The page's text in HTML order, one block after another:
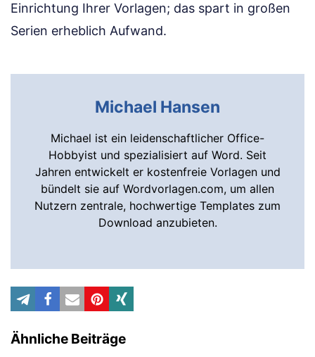
Einrichtung Ihrer Vorlagen; das spart in großen
Serien erheblich Aufwand.
Michael Hansen
Michael ist ein leidenschaftlicher Office-
Hobbyist und spezialisiert auf Word. Seit
Jahren entwickelt er kostenfreie Vorlagen und
bündelt sie auf Wordvorlagen.com, um allen
Nutzern zentrale, hochwertige Templates zum
Download anzubieten.
Ähnliche Beiträge